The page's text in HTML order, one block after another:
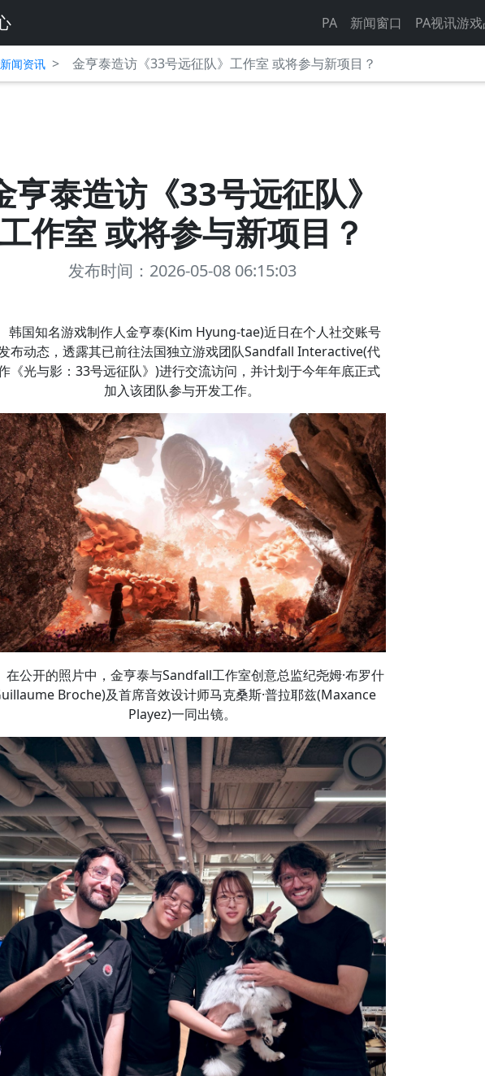
PA 新闻窗口 PA视讯游
闻资讯 > 金亨泰造访《33号远征队》工作室 或将参与新项目？
亨泰造访《33号远征队》
工作室 或将参与新项目？
发布时间：2026-05-08 06:15:03
韩国知名游戏制作人金亨泰(Kim Hyung-tae)近日在个人社交账号
布动态，透露其已前往法国独立游戏团队Sandfall Interactive(代
《光与影：33号远征队》)进行交流访问，并计划于今年年底正式
加入该团队参与开发工作。
在公开的照片中，金亨泰与Sandfall工作室创意总监纪尧姆·布罗什
Broche)及首席音效设计师马克桑斯·普拉耶兹(Maxance
Playez)一同出镜。